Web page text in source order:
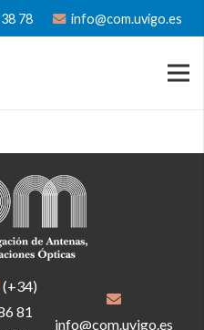
78 info@com.uvigo.es
(+34)
81
info@com.uvigo.es